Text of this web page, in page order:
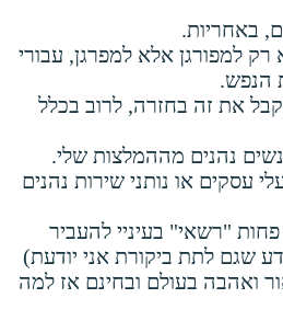
באחריות.
רק למפורגן אלא למפרגן, עבורי
הנפש.
את זה בחזרה, לרוב בכלל
נהנים מההמלצות שלי.
עסקים או נותני שירות נהנים
"רשאי" בעיניי להעביר
שגם לתת ביקורת אני יודעת)
ואהבה בעולם ובחינם אז למה